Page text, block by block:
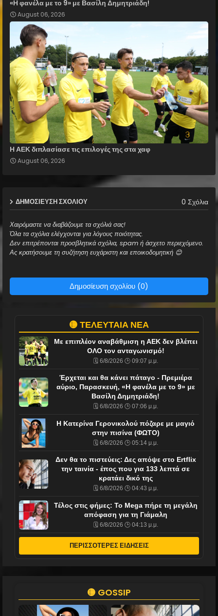
«Η φανέλα με το 9» με Βασίλη Δημητριάδη!
August 06, 2026
Η ΑΕΚ διπλασίασε τις επιλογές της στα χαφ
August 06, 2026
ΔΗΜΟΣΊΕΥΣΗ ΣΧΟΛΊΟΥ 0 Σχόλια
Χαιρόμαστε να διαβάζουμε τα σχόλιά σας!
Όλα τα σχόλια ελέγχονται για λόγους ποιότητας.
Δεν επιτρέπονται προσβλητικά σχόλια, spam ή άσχετο περιεχόμενο.
Ας κρατήσουμε τη συζήτηση ευχάριστη και εποικοδομητική 😊
Δημοσίευση σχολίου (0)
🟡 ΤΕΛΕΥΤΑΙΑ ΝΕΑ
Με επιπλέον αναβάθμιση η ΑΕΚ δεν βλέπει
ΟΛΟ τον ανταγωνισμό!
🗓️ 6/8/2026 🕒 09:07 μ.μ.
Έρχεται και θα κάνει πάταγο - Πρεμιέρα
αύριο, Παρασκευή, «Η φανέλα με το 9» με
Βασίλη Δημητριάδη!
🗓️ 6/8/2026 🕒 07:06 μ.μ.
Η Κατερίνα Γερονικολού πόζαρε με μαγιό
στην πισίνα (ΦΩΤΟ)
🗓️ 6/8/2026 🕒 05:14 μ.μ.
Δεν θα το πιστεύεις: Δες απόψε στο Ertflix
την ταινία - έπος που για 133 λεπτά σε
κρατάει δικό της
🗓️ 6/8/2026 🕒 04:43 μ.μ.
Τέλος στις φήμες: Το Mega πήρε τη μεγάλη
απόφαση για τη Γιάμαλη
🗓️ 6/8/2026 🕒 04:13 μ.μ.
ΠΕΡΙΣΣΟΤΕΡΕΣ ΕΙΔΗΣΕΙΣ
🟡 GOSSIP